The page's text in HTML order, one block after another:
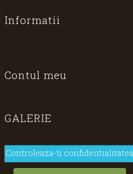
Informatii
Contul meu
GALERIE
Controleaza-ti confidentialitatea